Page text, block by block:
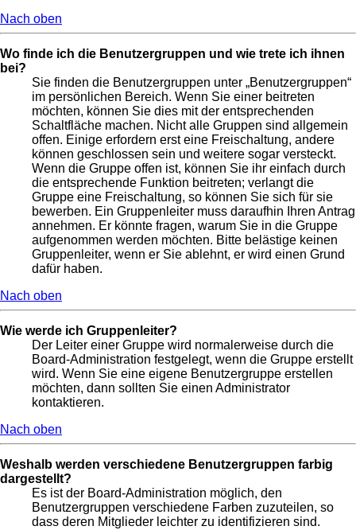
Nach oben
Wo finde ich die Benutzergruppen und wie trete ich ihnen
bei?
Sie finden die Benutzergruppen unter „Benutzergruppen“
im persönlichen Bereich. Wenn Sie einer beitreten
möchten, können Sie dies mit der entsprechenden
Schaltfläche machen. Nicht alle Gruppen sind allgemein
offen. Einige erfordern erst eine Freischaltung, andere
können geschlossen sein und weitere sogar versteckt.
Wenn die Gruppe offen ist, können Sie ihr einfach durch
die entsprechende Funktion beitreten; verlangt die
Gruppe eine Freischaltung, so können Sie sich für sie
bewerben. Ein Gruppenleiter muss daraufhin Ihren Antrag
annehmen. Er könnte fragen, warum Sie in die Gruppe
aufgenommen werden möchten. Bitte belästige keinen
Gruppenleiter, wenn er Sie ablehnt, er wird einen Grund
dafür haben.
Nach oben
Wie werde ich Gruppenleiter?
Der Leiter einer Gruppe wird normalerweise durch die
Board-Administration festgelegt, wenn die Gruppe erstellt
wird. Wenn Sie eine eigene Benutzergruppe erstellen
möchten, dann sollten Sie einen Administrator
kontaktieren.
Nach oben
Weshalb werden verschiedene Benutzergruppen farbig
dargestellt?
Es ist der Board-Administration möglich, den
Benutzergruppen verschiedene Farben zuzuteilen, so
dass deren Mitglieder leichter zu identifizieren sind.